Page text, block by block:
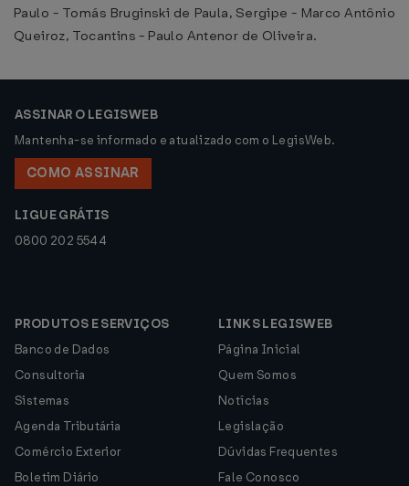
Paulo - Tomás Bruginski de Paula, Sergipe - Marco Antônio
Queiroz, Tocantins - Paulo Antenor de Oliveira.
ASSINAR O LEGISWEB
Mantenha-se informado e atualizado com o LegisWeb.
COMO ASSINAR
LIGUE GRÁTIS
0800 202 5544
PRODUTOS E SERVIÇOS
Banco de Dados
Consultoria
Sistemas
Agenda Tributária
Comércio Exterior
Boletim Diário
LINKS LEGISWEB
Página Inicial
Quem Somos
Notícias
Legislação
Dúvidas Frequentes
Fale Conosco